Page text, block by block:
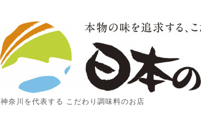
神奈川を代表する こだわり調味料のお店